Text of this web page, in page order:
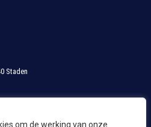
om de werking van onze
Staden